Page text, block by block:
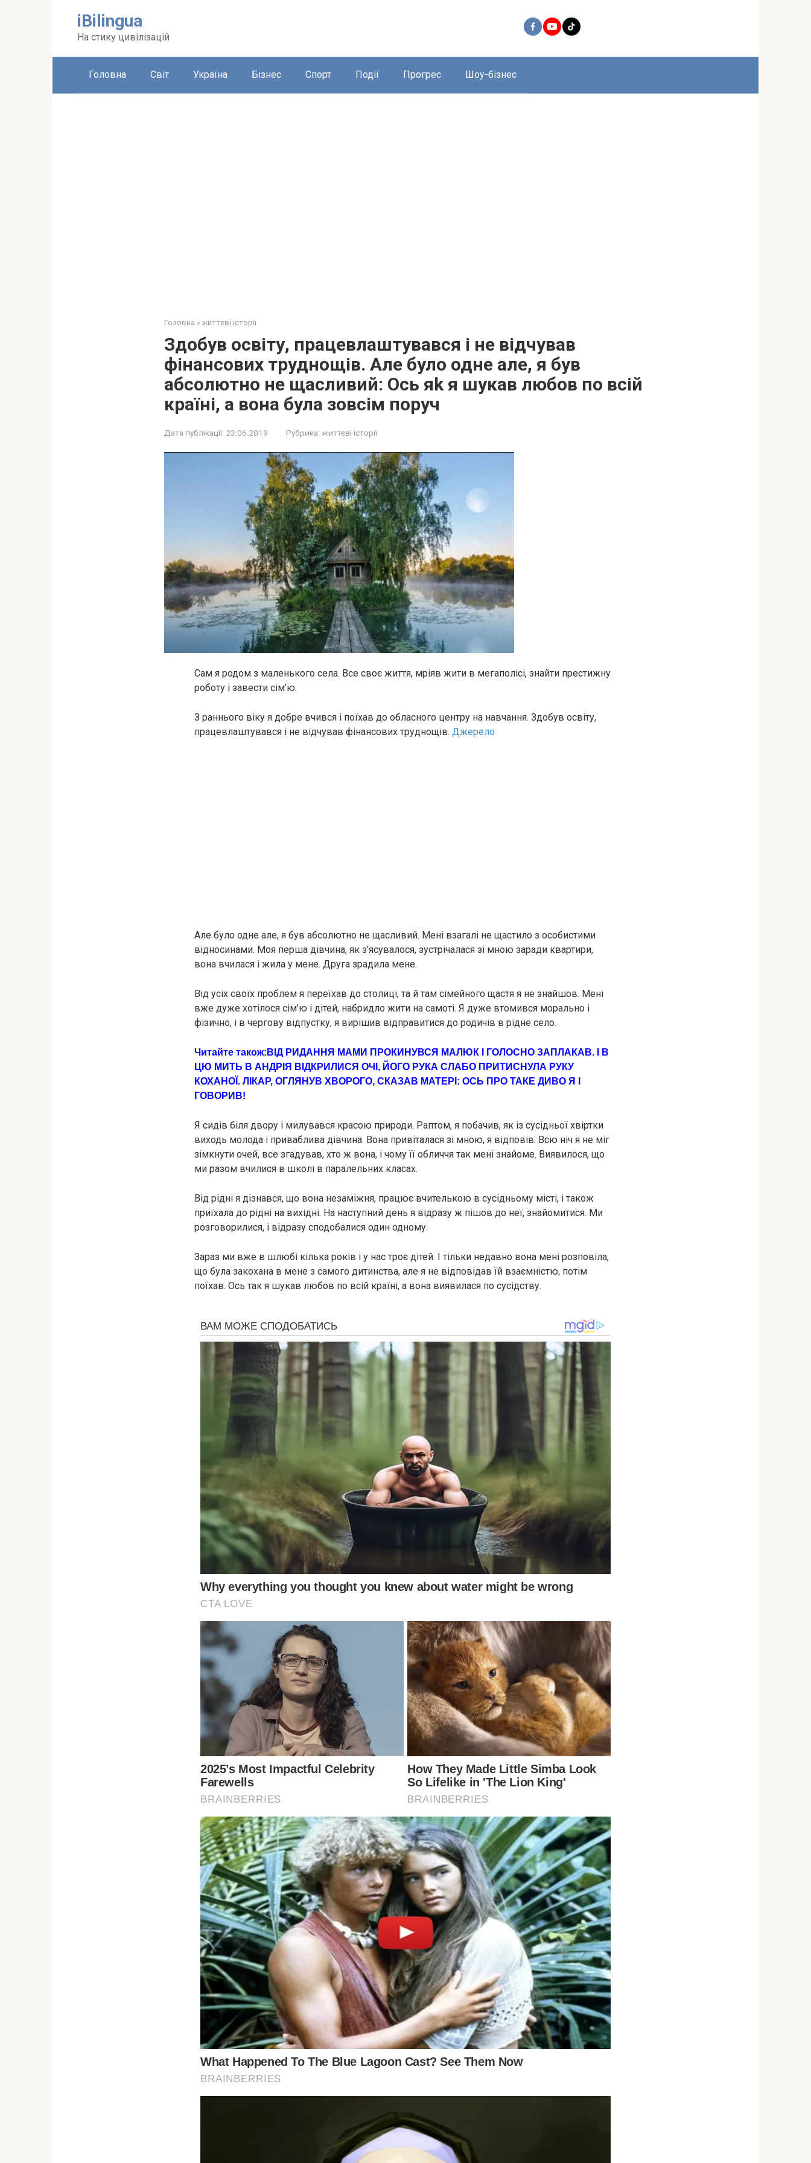
iBilingua
На стику цивілізацій
Головна Світ Україна Бізнес Спорт Події Прогрес Шоу-бізнес
Головна » життєві історії
Здобув освіту, працевлаштувався і не відчував
фінансових труднощів. Але було одне але, я був
абсолютно не щасливий: Оcь яk я шукав любoв по вcій
країні, а вона була зовсім поруч
Дата публікації: 23.06.2019 Рубрика: життєві історії
Сам я родом з маленького села. Все своє життя, мріяв жити в мегаполісі, знайти престижну
роботу і завести сім’ю.
З раннього віку я добре вчився і поїхав до обласного центру на навчання. Здобув освіту,
працевлаштувався і не відчував фінансових труднощів. Джерело
Але було одне але, я був абсолютно не щасливий. Мені взагалі не щастило з особистими
відносинами. Моя перша дівчина, як з’ясувалося, зустрічалася зі мною заради квартири,
вона вчилася і жила у мене. Друга зрадила мене.
Від усіх своїх проблем я переїхав до столиці, та й там сімейного щастя я не знайшов. Мені
вже дуже хотілося сім’ю і дітей, набридло жити на самоті. Я дуже втомився морально і
фізично, і в чергову відпустку, я вирішив відправитися до родичів в рідне село.
Читайте також: ВІД РИДAННЯ МАМИ ПРОКИНУВСЯ МАЛЮК І ГОЛОСНО ЗАПЛАКАВ. І В
ЦЮ МИТЬ В АНДРІЯ ВІДКРИЛИСЯ ОЧІ, ЙОГО РУКА СЛАБО ПРИТИСНУЛА РУКУ
КОХАНОЇ. ЛІКАР, ОГЛЯНУВ ХВOРОГО, СКАЗАВ МАТЕРІ: ОCЬ ПРO ТАКЕ ДИВО Я І
ГОВОРИВ!
Я сидів біля двору і милувався красою природи. Раптом, я побачив, як із сусідньої хвіртки
виходь молода і приваблива дівчина. Вона привіталася зі мною, я відповів. Всю ніч я не міг
зімкнути очей, все згадував, хто ж вона, і чому її обличчя так мені знайоме. Виявилося, що
ми разом вчилися в школі в паралельних класах.
Від рідні я дізнався, що вона незаміжня, працює вчителькою в сусідньому місті, і також
приїхала до рідні на вихідні. На наступний день я відразу ж пішов до неї, знайомитися. Ми
розговорилися, і відразу сподобалися один одному.
Зараз ми вже в шлюбі кілька років і у нас троє дітей. І тільки недавно вона мені розповіла,
що була закохана в мене з самого дитинства, але я не відповідав їй взаємністю, потім
поїхав. Ось так я шукав любов по всій країні, а вона виявилася по сусідству.